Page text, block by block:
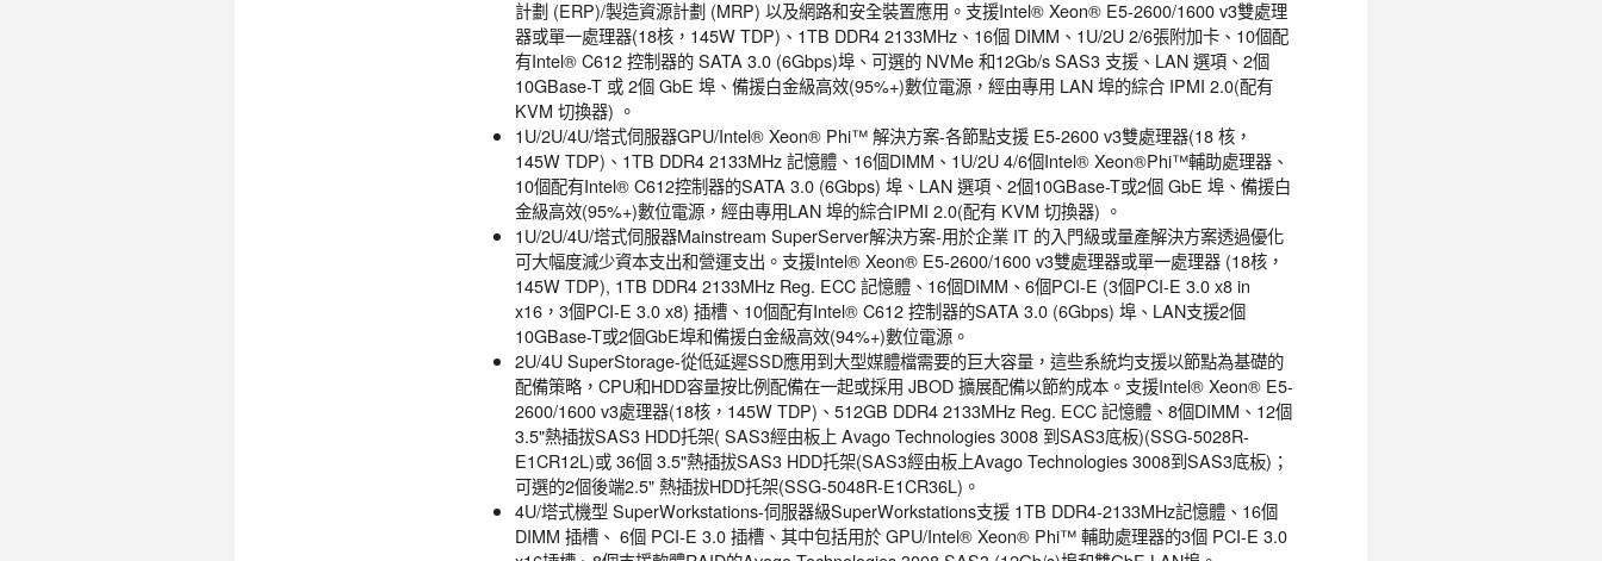
計劃 (ERP)/製造資源計劃 (MRP) 以及網路和安全裝置應用。支援Intel® Xeon® E5-2600/1600 v3雙處理
器或單一處理器(18核，145W TDP)、1TB DDR4 2133MHz、16個 DIMM、1U/2U 2/6張附加卡、10個配
有Intel® C612 控制器的 SATA 3.0 (6Gbps)埠、可選的 NVMe 和12Gb/s SAS3 支援、LAN 選項、2個
10GBase-T 或 2個 GbE 埠、備援白金級高效(95%+)數位電源，經由專用 LAN 埠的綜合 IPMI 2.0(配有
KVM 切換器) 。
1U/2U/4U/塔式伺服器GPU/Intel® Xeon® Phi™ 解決方案-各節點支援 E5-2600 v3雙處理器(18 核，
145W TDP)、1TB DDR4 2133MHz 記憶體、16個DIMM、1U/2U 4/6個Intel® Xeon®Phi™輔助處理器、
10個配有Intel® C612控制器的SATA 3.0 (6Gbps) 埠、LAN 選項、2個10GBase-T或2個 GbE 埠、備援白
金級高效(95%+)數位電源，經由專用LAN 埠的綜合IPMI 2.0(配有 KVM 切換器) 。
1U/2U/4U/塔式伺服器Mainstream SuperServer解決方案-用於企業 IT 的入門級或量產解決方案透過優化
可大幅度減少資本支出和營運支出。支援Intel® Xeon® E5-2600/1600 v3雙處理器或單一處理器 (18核，
145W TDP), 1TB DDR4 2133MHz Reg. ECC 記憶體、16個DIMM、6個PCI-E (3個PCI-E 3.0 x8 in
x16，3個PCI-E 3.0 x8) 插槽、10個配有Intel® C612 控制器的SATA 3.0 (6Gbps) 埠、LAN支援2個
10GBase-T或2個GbE埠和備援白金級高效(94%+)數位電源。
2U/4U SuperStorage-從低延遲SSD應用到大型媒體檔需要的巨大容量，這些系統均支援以節點為基礎的
配備策略，CPU和HDD容量按比例配備在一起或採用 JBOD 擴展配備以節約成本。支援Intel® Xeon® E5-
2600/1600 v3處理器(18核，145W TDP)、512GB DDR4 2133MHz Reg. ECC 記憶體、8個DIMM、12個
3.5"熱插拔SAS3 HDD托架( SAS3經由板上 Avago Technologies 3008 到SAS3底板)(SSG-5028R-
E1CR12L)或 36個 3.5"熱插拔SAS3 HDD托架(SAS3經由板上Avago Technologies 3008到SAS3底板)；
可選的2個後端2.5" 熱插拔HDD托架(SSG-5048R-E1CR36L)。
4U/塔式機型 SuperWorkstations-伺服器級SuperWorkstations支援 1TB DDR4-2133MHz記憶體、16個
DIMM 插槽、 6個 PCI-E 3.0 插槽、其中包括用於 GPU/Intel® Xeon® Phi™ 輔助處理器的3個 PCI-E 3.0